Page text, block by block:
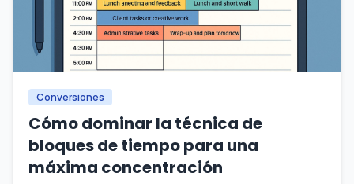
Conversiones
Cómo dominar la técnica de
bloques de tiempo para una
máxima concentración